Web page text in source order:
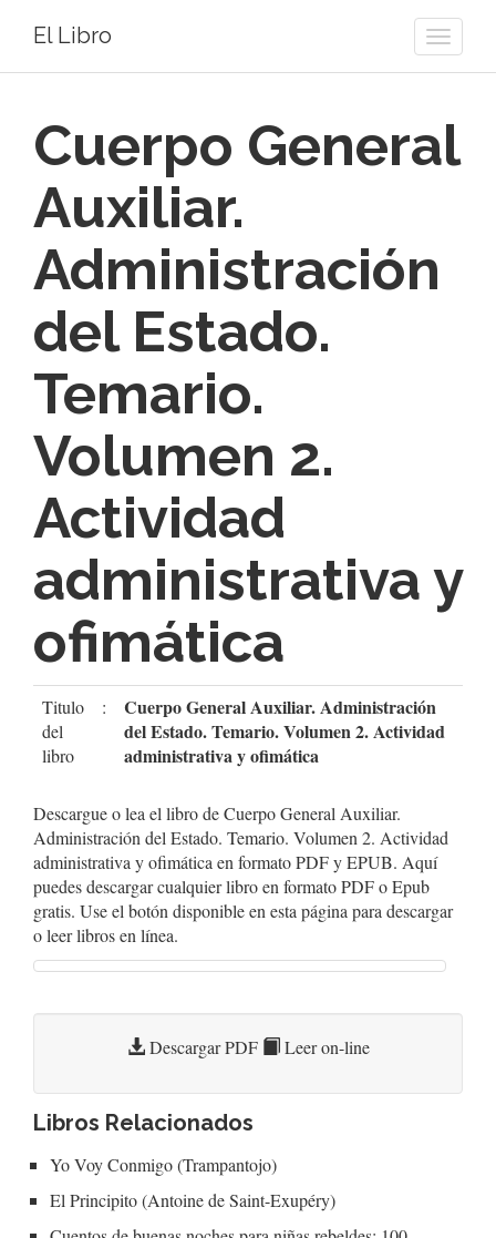
Toggle
El Libro
Cuerpo General
Auxiliar.
Administración
del Estado.
Temario.
Volumen 2.
Actividad
administrativa y
ofimática
Titulo
del
libro
:
Cuerpo General Auxiliar. Administración
del Estado. Temario. Volumen 2. Actividad
administrativa y ofimática
Descargue o lea el libro de Cuerpo General Auxiliar.
Administración del Estado. Temario. Volumen 2. Actividad
administrativa y ofimática en formato PDF y EPUB. Aquí
puedes descargar cualquier libro en formato PDF o Epub
gratis. Use el botón disponible en esta página para descargar
o leer libros en línea.
Descargar PDF Leer on-line
Libros Relacionados
Yo Voy Conmigo (Trampantojo)
El Principito (Antoine de Saint-Exupéry)